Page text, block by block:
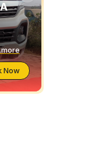
Now